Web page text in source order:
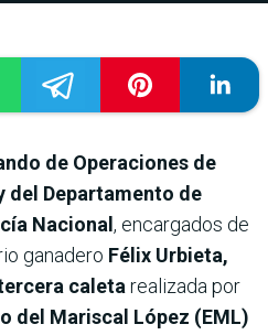
de Operaciones de
del Departamento de
Nacional , encargados de
ganadero Félix Urbieta,
caletarealizada por
del Mariscal López (EML)